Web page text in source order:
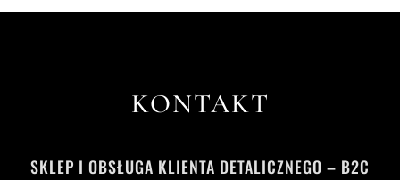
KONTAKT
SKLEP I OBSŁUGA KLIENTA DETALICZNEGO – B2C